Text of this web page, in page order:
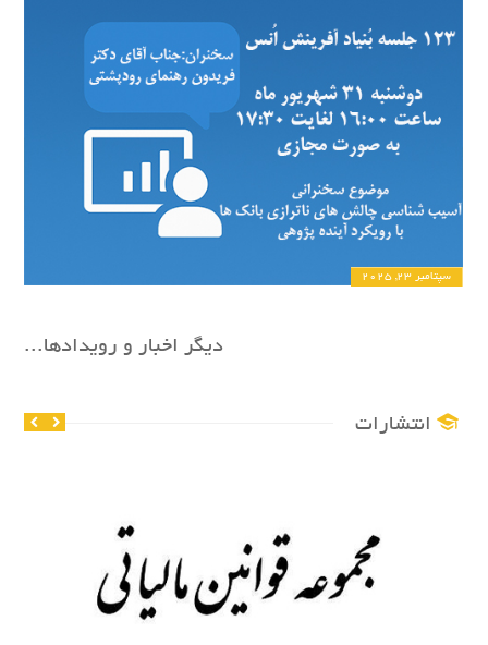
سپتامبر 23, 2025
دیگر اخبار و رویدادها...
انتشارات